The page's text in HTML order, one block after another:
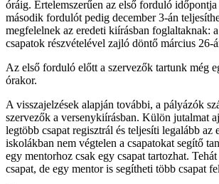
óráig. Értelemszerűen az első forduló
második fordulót pedig december 3-án
megfelelnek az eredeti kiírásban foglaltaknak:
csapatok részvételével zajló döntő március 26-
Az első forduló előtt a szervezők tartunk még
órakor.
A visszajelzések alapján további, a pályázók
szervezők a versenykiírásban. Külön jutalmat
legtöbb csapat regisztrál és teljesíti legalább
iskolákban nem végtelen a csapatokat segítő
egy mentorhoz csak egy csapat tartozhat.
csapat, de egy mentor is segítheti több csapat